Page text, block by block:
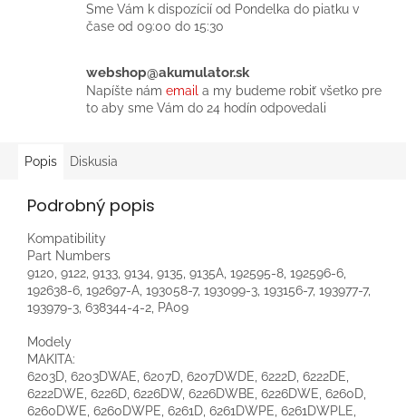
Sme Vám k dispozícií od Pondelka do piatku v
čase od 09:00 do 15:30
webshop@akumulator.sk
Napíšte nám email a my budeme robiť všetko pre
to aby sme Vám do 24 hodín odpovedali
Popis Diskusia
Podrobný popis
Kompatibility
Part Numbers
9120, 9122, 9133, 9134, 9135, 9135A, 192595-8, 192596-6,
192638-6, 192697-A, 193058-7, 193099-3, 193156-7, 193977-7,
193979-3, 638344-4-2, PA09
Modely
MAKITA:
6203D, 6203DWAE, 6207D, 6207DWDE, 6222D, 6222DE,
6222DWE, 6226D, 6226DW, 6226DWBE, 6226DWE, 6260D,
6260DWE, 6260DWPE, 6261D, 6261DWPE, 6261DWPLE,